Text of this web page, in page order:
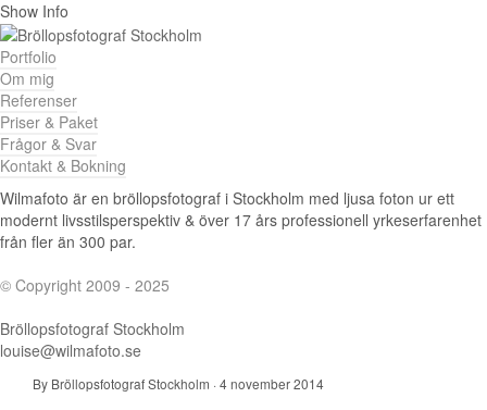
Show Info
Portfolio
Om mig
Referenser
Priser & Paket
Frågor & Svar
Kontakt & Bokning
Wilmafoto är en bröllopsfotograf i Stockholm med ljusa foton ur ett
modernt livsstilsperspektiv & över 17 års professionell yrkeserfarenhet
från fler än 300 par.
© Copyright 2009 - 2025
Bröllopsfotograf Stockholm
louise@wilmafoto.se
By Bröllopsfotograf Stockholm ·4 november 2014